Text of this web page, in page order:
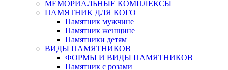
МЕМОРИАЛЬНЫЕ КОМПЛЕКСЫ
ПАМЯТНИК ДЛЯ КОГО
Памятник мужчине
Памятник женщине
Памятники детям
ВИДЫ ПАМЯТНИКОВ
ФОРМЫ И ВИДЫ ПАМЯТНИКОВ
Памятник с розами